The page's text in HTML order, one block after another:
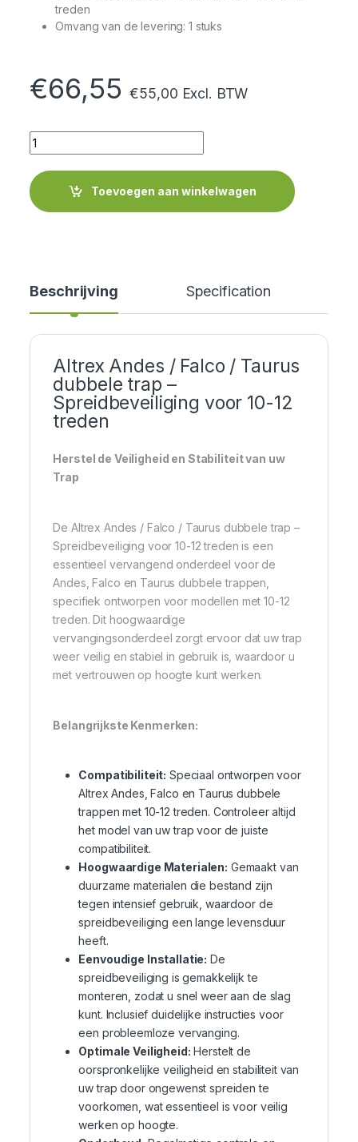
treden
Omvang van de levering: 1 stuks
€66,55 €55,00 Excl. BTW
Quantity
Toevoegen aan winkelwagen
Beschrijving Specification
Altrex Andes / Falco / Taurus
dubbele trap –
Spreidbeveiliging voor 10-12
treden
Herstel de Veiligheid en Stabiliteit van uw
Trap
De Altrex Andes / Falco / Taurus dubbele trap –
Spreidbeveiliging voor 10-12 treden is een
essentieel vervangend onderdeel voor de
Andes, Falco en Taurus dubbele trappen,
specifiek ontworpen voor modellen met 10-12
treden. Dit hoogwaardige
vervangingsonderdeel zorgt ervoor dat uw trap
weer veilig en stabiel in gebruik is, waardoor u
met vertrouwen op hoogte kunt werken.
Belangrijkste Kenmerken:
Compatibiliteit: Speciaal ontworpen voor
Altrex Andes, Falco en Taurus dubbele
trappen met 10-12 treden. Controleer altijd
het model van uw trap voor de juiste
compatibiliteit.
Hoogwaardige Materialen: Gemaakt van
duurzame materialen die bestand zijn
tegen intensief gebruik, waardoor de
spreidbeveiliging een lange levensduur
heeft.
Eenvoudige Installatie: De
spreidbeveiliging is gemakkelijk te
monteren, zodat u snel weer aan de slag
kunt. Inclusief duidelijke instructies voor
een probleemloze vervanging.
Optimale Veiligheid: Herstelt de
oorspronkelijke veiligheid en stabiliteit van
uw trap door ongewenst spreiden te
voorkomen, wat essentieel is voor veilig
werken op hoogte.